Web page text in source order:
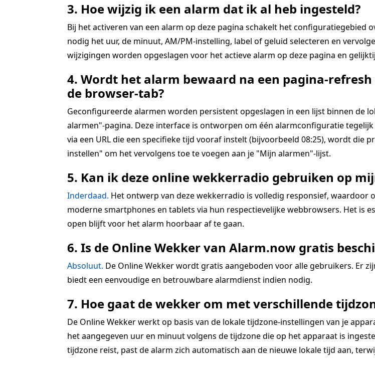
3. Hoe wijzig ik een alarm dat ik al heb ingesteld?
Bij het activeren van een alarm op deze pagina schakelt het
nodig het uur, de minuut, AM/PM-instelling, label of geluid selecteren en
wijzigingen worden opgeslagen voor het actieve alarm op deze pagina en
4. Wordt het alarm bewaard na een pagina-
de browser-tab?
Geconfigureerde alarmen worden persistent opgeslagen in een lijst binnen de
alarmen"-pagina. Deze interface is ontworpen om één alarmconfiguratie
via een URL die een specifieke tijd vooraf instelt (bijvoorbeeld 08:25), wordt die
instellen" om het vervolgens toe te voegen aan je "Mijn alarmen"-lijst.
5. Kan ik deze online wekkerradio gebruiken op
Inderdaad. Het ontwerp van deze wekkerradio is volledig responsief,
moderne smartphones en tablets via hun respectievelijke webbrowsers. Het is
open blijft voor het alarm hoorbaar af te gaan.
6. Is de Online Wekker van Alarm.now gratis
Absoluut. De Online Wekker wordt gratis aangeboden voor alle gebruikers. Er
biedt een eenvoudige en betrouwbare alarmdienst indien nodig.
7. Hoe gaat de wekker om met verschillende
De Online Wekker werkt op basis van de lokale tijdzone-instellingen van je
het aangegeven uur en minuut volgens de tijdzone die op het apparaat is
tijdzone reist, past de alarm zich automatisch aan de nieuwe lokale tijd aan,